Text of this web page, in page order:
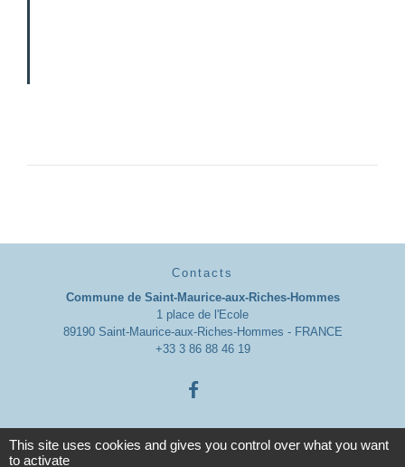
Contacts
Commune de Saint-Maurice-aux-Riches-Hommes
1 place de l'Ecole
89190 Saint-Maurice-aux-Riches-Hommes - FRANCE
+33 3 86 88 46 19
This site uses cookies and gives you control over what you want
to activate